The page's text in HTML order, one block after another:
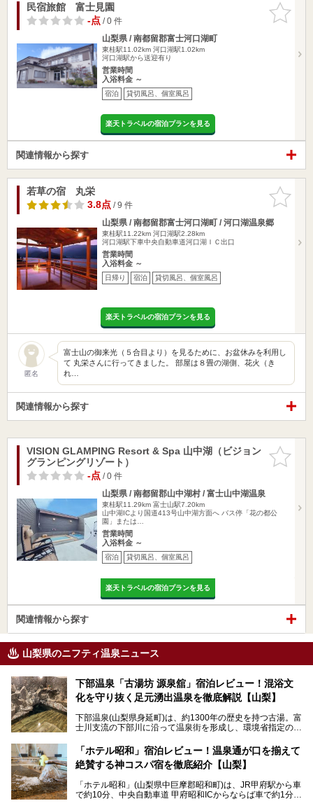
お気に入
りに追加
民宿旅館 富士見園
-点/ 0 件
山梨県 / 南都留郡富士河口湖町
東桂駅11.02km 河口湖駅1.02km
河口湖駅から送迎有り
営業時間
入浴料金 ～
宿泊 貸切風呂、個室風呂
楽天トラベルの宿泊プランを見る
関連情報から探す
お気に入
りに追加
若草の宿 丸栄
3.8点/ 9 件
山梨県 / 南都留郡富士河口湖町 / 河口湖温泉郷
東桂駅11.22km 河口湖駅2.28km
河口湖駅下車中央自動車道河口湖ＩＣ出口
営業時間
入浴料金 ～
日帰り 宿泊 貸切風呂、個室風呂
楽天トラベルの宿泊プランを見る
匿名
富士山の御来光（５合目より）を見るために、お盆休みを利用し
て 丸栄さんに行ってきました。 部屋は８畳の湖側、花火（き
れ…
関連情報から探す
お気に入
りに追加
VISION GLAMPING Resort & Spa 山中湖（ビジョン
グランピングリゾート）
-点/ 0 件
山梨県 / 南都留郡山中湖村 / 富士山中湖温泉
東桂駅11.29km 富士山駅7.20km
山中湖ICより国道413号山中湖方面へ バス停「花の都公
園」または…
営業時間
入浴料金 ～
宿泊 貸切風呂、個室風呂
楽天トラベルの宿泊プランを見る
関連情報から探す
山梨県のニフティ温泉ニュース
下部温泉「古湯坊 源泉舘」宿泊レビュー！混浴文
化を守り抜く足元湧出温泉を徹底解説【山梨】
下部温泉(山梨県身延町)は、約1300年の歴史を持つ古湯。富
士川支流の下部川に沿って温泉街を形成し、環境省指定の国
中でも「古湯坊 源泉舘」は、戦国時代に武田信玄公も療養
したと伝えられる名湯の宿。最大の特徴は、令和の現代にお
いても混浴文化が守られ、老若男女の分け隔て一切無く温泉
向にありますが、「古湯坊 源泉舘」では本来あるべき混浴
の姿が保たれている点に注目すべきでしょう。
「ホテル昭和」宿泊レビュー！温泉通が口を揃えて
絶賛する神コスパ宿を徹底紹介【山梨】
「ホテル昭和」(山梨県中巨摩郡昭和町)は、JR甲府駅から車
で約10分、中央自動車道 甲府昭和ICからならば車で約1分の